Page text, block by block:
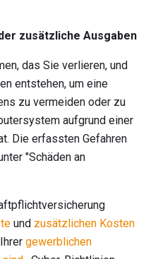
zusätzliche Ausgaben
das Sie verlieren, und
entstehen, um eine
zu vermeiden oder zu
aufgrund einer
Die erfassten Gefahren
"Schäden an
und zusätzlichen Kosten
gewerblichen